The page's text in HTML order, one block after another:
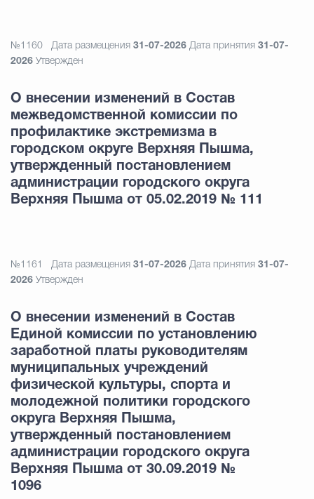
№1160 Дата размещения 31-07-2026 Дата принятия 31-07-
2026 Утвержден
О внесении изменений в Состав
межведомственной комиссии по
профилактике экстремизма в
городском округе Верхняя Пышма,
утвержденный постановлением
администрации городского округа
Верхняя Пышма от 05.02.2019 № 111
№1161 Дата размещения 31-07-2026 Дата принятия 31-07-
2026 Утвержден
О внесении изменений в Состав
Единой комиссии по установлению
заработной платы руководителям
муниципальных учреждений
физической культуры, спорта и
молодежной политики городского
округа Верхняя Пышма,
утвержденный постановлением
администрации городского округа
Верхняя Пышма от 30.09.2019 №
1096